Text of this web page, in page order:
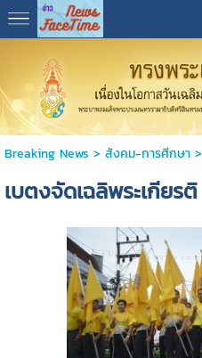
Breaking News > สังคม-การศีกษา>
เบตงจัดเฉลิพระเกียรติ